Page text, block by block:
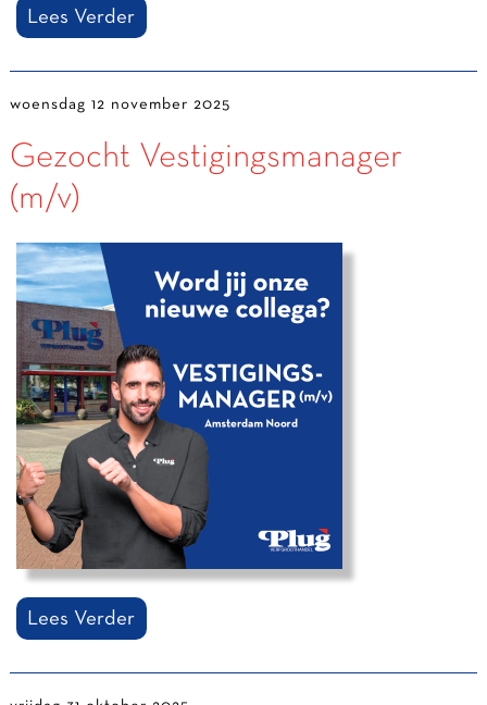
Lees Verder
woensdag 12 november 2025
Gezocht Vestigingsmanager
(m/v)
Lees Verder